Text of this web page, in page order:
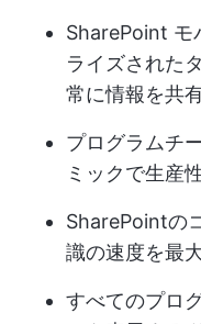
SharePoint モ
ライズされた
常に情報を共
プログラムチ
ミックで生産
SharePointの
識の速度を最
すべてのプロ